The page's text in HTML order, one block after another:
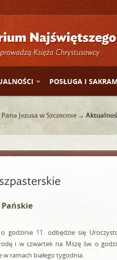
POSŁUGA I
Jezusa w Szczecinie →
godzinie 11. odbędzie się
i w czwartek na Mszę św. o
ramach białego tygodnia.